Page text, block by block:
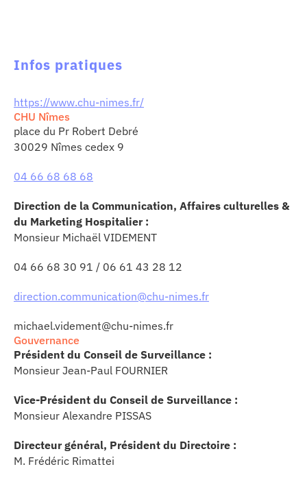
Infos pratiques
https://www.chu-nimes.fr/
CHU Nîmes
place du Pr Robert Debré
30029 Nîmes cedex 9
04 66 68 68 68
Direction de la Communication, Affaires culturelles &
du Marketing Hospitalier :
Monsieur Michaël VIDEMENT
04 66 68 30 91 / 06 61 43 28 12
direction.communication@chu-nimes.fr
michael.videment@chu-nimes.fr
Gouvernance
Président du Conseil de Surveillance :
Monsieur Jean-Paul FOURNIER
Vice-Président du Conseil de Surveillance :
Monsieur Alexandre PISSAS
Directeur général, Président du Directoire :
M. Frédéric Rimattei